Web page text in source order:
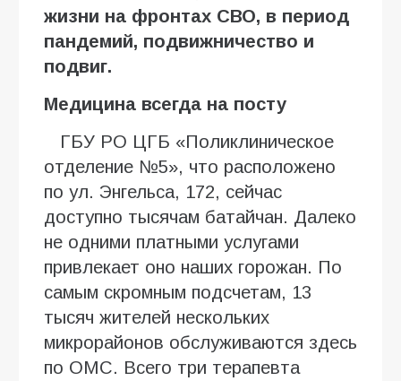
жизни на фронтах СВО, в период
пандемий, подвижничество и
подвиг.
Медицина всегда на посту
ГБУ РО ЦГБ «Поликлиническое
отделение №5», что расположено
по ул. Энгельса, 172, сейчас
доступно тысячам батайчан. Далеко
не одними платными услугами
привлекает оно наших горожан. По
самым скромным подсчетам, 13
тысяч жителей нескольких
микрорайонов обслуживаются здесь
по ОМС. Всего три терапевта